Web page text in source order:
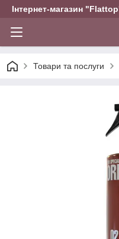
Інтернет-магазин
Товари та послуги